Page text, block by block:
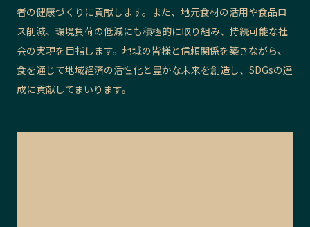
者の健康づくりに貢献します。また、地元食材の活用や食品ロ
ス削減、環境負荷の低減にも積極的に取り組み、持続可能な社
会の実現を目指します。地域の皆様と信頼関係を築きながら、
食を通じて地域経済の活性化と豊かな未来を創造し、SDGsの達
成に貢献してまいります。